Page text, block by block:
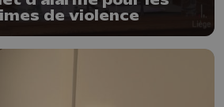
de violence